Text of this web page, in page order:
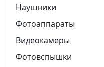
Наушники
Фотоаппараты
Видеокамеры
Фотовспышки